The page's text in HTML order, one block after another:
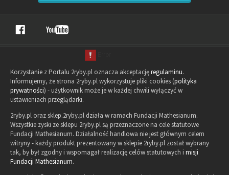
Korzystanie z Portalu 2ryby.pl oznacza akceptacjęregulaminu.
Informujemy, że strona 2ryby.pl wykorzystuje pliki cookies (polityka
prywatności) - użytkownik może je w każdej chwili wyłączyć w
ustawieniach przeglądarki.
2ryby.pl oraz sklep.2ryby.pl działa w ramach Fundacji Mathesianum.
Wszystkie zyski ze sklepu 2ryby.pl są przeznaczone na cele statutowe
Fundacji Mathesianum. Działalność handlowa nie jest głównym celem
witryny - każdy produkt prezentowany w sklepie 2ryby.pl został wybrany
tak, by był zgodny i wspomagał realizację celów statutowych i misji
Fundacji Mathesianum.